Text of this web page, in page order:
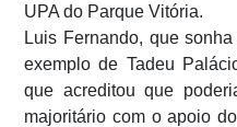
UPA do Parque Vitória.
Luis Fernando, que
exemplo de Tadeu
que acreditou que
majoritário com o apoio